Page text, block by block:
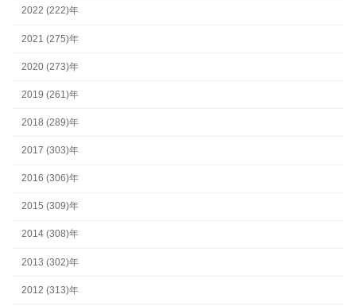
2022 (222)年
2021 (275)年
2020 (273)年
2019 (261)年
2018 (289)年
2017 (303)年
2016 (306)年
2015 (309)年
2014 (308)年
2013 (302)年
2012 (313)年